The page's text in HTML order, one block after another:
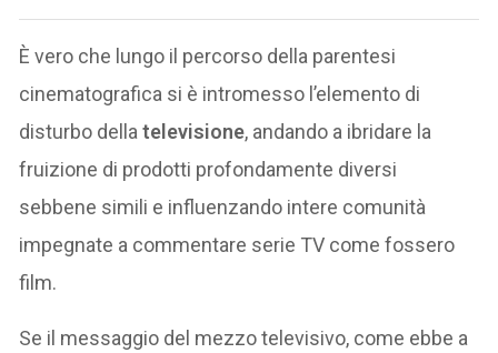
È vero che lungo il percorso della parentesi
cinematografica si è intromesso l’elemento di
disturbo dellatelevisione, andando a ibridare la
fruizione di prodotti profondamente diversi
sebbene simili e influenzando intere comunità
impegnate a commentare serie TV come fossero
film.
Se il messaggio del mezzo televisivo, come ebbe a